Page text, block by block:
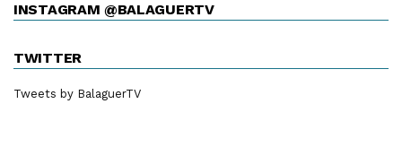
INSTAGRAM @BALAGUERTV
TWITTER
Tweets by BalaguerTV